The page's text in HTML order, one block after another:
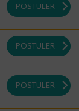
POSTULER
POSTULER
POSTULER